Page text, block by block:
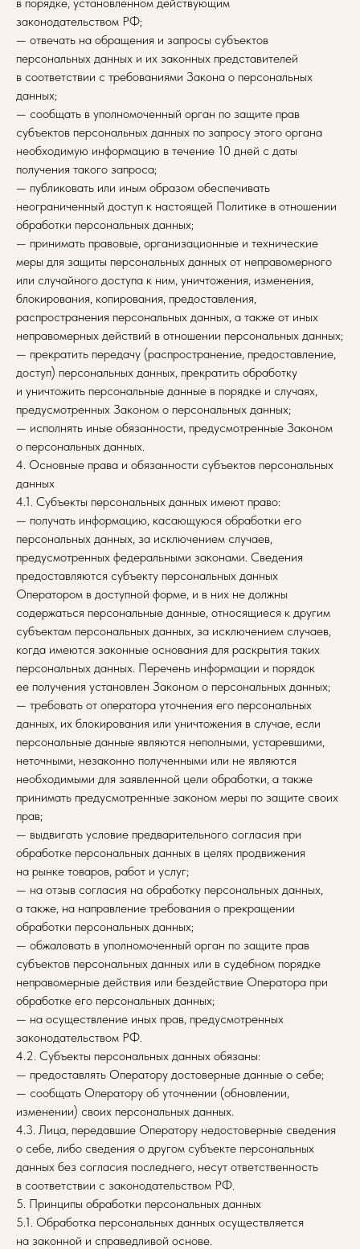
законодательством РФ;
— отвечать на обращения и запросы субъектов
персональных данных и их законных представителей
в соответствии с требованиями Закона о персональных
данных;
— сообщать в уполномоченный орган по защите прав
субъектов персональных данных по запросу этого органа
необходимую информацию в течение 10 дней с даты
получения такого запроса;
— публиковать или иным образом обеспечивать
неограниченный доступ к настоящей Политике в отношении
обработки персональных данных;
— принимать правовые, организационные и технические
меры для защиты персональных данных от неправомерного
или случайного доступа к ним, уничтожения, изменения,
блокирования, копирования, предоставления,
распространения персональных данных, а также от иных
неправомерных действий в отношении персональных данных;
— прекратить передачу (распространение, предоставление,
доступ) персональных данных, прекратить обработку
и уничтожить персональные данные в порядке и случаях,
предусмотренных Законом о персональных данных;
— исполнять иные обязанности, предусмотренные Законом
о персональных данных.
4. Основные права и обязанности субъектов персональных
данных
4.1. Субъекты персональных данных имеют право:
— получать информацию, касающуюся обработки его
персональных данных, за исключением случаев,
предусмотренных федеральными законами. Сведения
предоставляются субъекту персональных данных
Оператором в доступной форме, и в них не должны
содержаться персональные данные, относящиеся к другим
субъектам персональных данных, за исключением случаев,
когда имеются законные основания для раскрытия таких
персональных данных. Перечень информации и порядок
ее получения установлен Законом о персональных данных;
— требовать от оператора уточнения его персональных
данных, их блокирования или уничтожения в случае, если
персональные данные являются неполными, устаревшими,
неточными, незаконно полученными или не являются
необходимыми для заявленной цели обработки, а также
принимать предусмотренные законом меры по защите своих
прав;
— выдвигать условие предварительного согласия при
обработке персональных данных в целях продвижения
на рынке товаров, работ и услуг;
— на отзыв согласия на обработку персональных данных,
а также, на направление требования о прекращении
обработки персональных данных;
— обжаловать в уполномоченный орган по защите прав
субъектов персональных данных или в судебном порядке
неправомерные действия или бездействие Оператора при
обработке его персональных данных;
— на осуществление иных прав, предусмотренных
законодательством РФ.
4.2. Субъекты персональных данных обязаны:
— предоставлять Оператору достоверные данные о себе;
— сообщать Оператору об уточнении (обновлении,
изменении) своих персональных данных.
4.3. Лица, передавшие Оператору недостоверные сведения
о себе, либо сведения о другом субъекте персональных
данных без согласия последнего, несут ответственность
в соответствии с законодательством РФ.
5. Принципы обработки персональных данных
5.1. Обработка персональных данных осуществляется
на законной и справедливой основе.